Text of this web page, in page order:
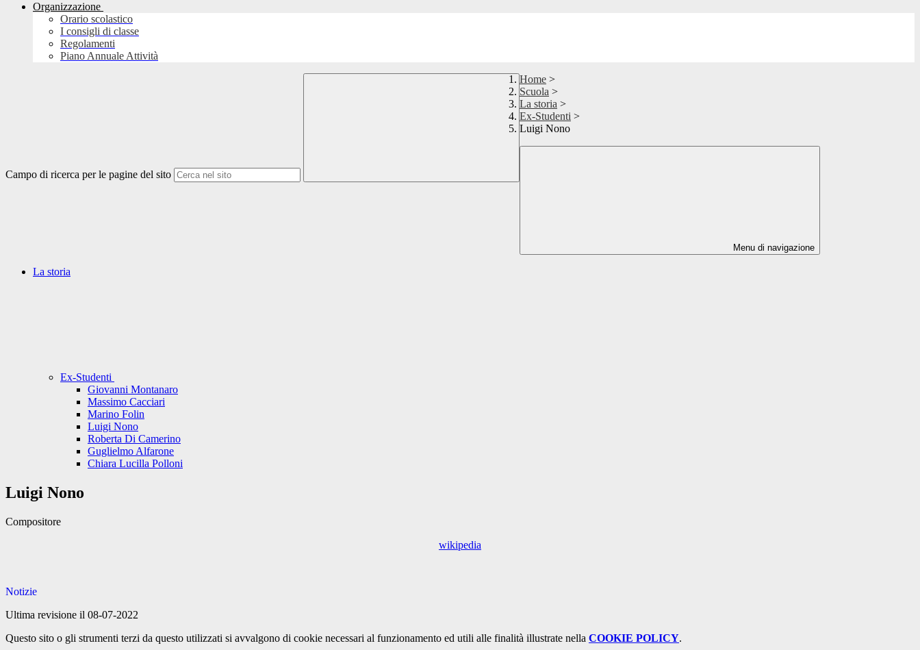
Organizzazione
Orario scolastico
I consigli di classe
Regolamenti
Piano Annuale Attività
Campo di ricerca per le pagine del sito
Home >
Scuola >
La storia >
Ex-Studenti >
Luigi Nono
Menu di navigazione
La storia
Ex-Studenti
Giovanni Montanaro
Massimo Cacciari
Marino Folin
Luigi Nono
Roberta Di Camerino
Guglielmo Alfarone
Chiara Lucilla Polloni
Luigi Nono
Compositore
wikipedia
Notizie
Ultima revisione il 08-07-2022
Questo sito o gli strumenti terzi da questo utilizzati si avvalgono di cookie necessari al funzionamento ed utili alle finalità illustrate nella COOKIE POLICY.